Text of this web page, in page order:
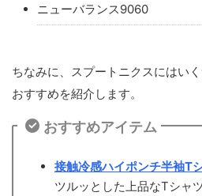
ニューバランス9060
ちなみに、スプートニクスにはい
おすすめを紹介します。
おすすめアイテム
接触冷感ハイポンチ半袖T
ツルッとした上品なTシャ